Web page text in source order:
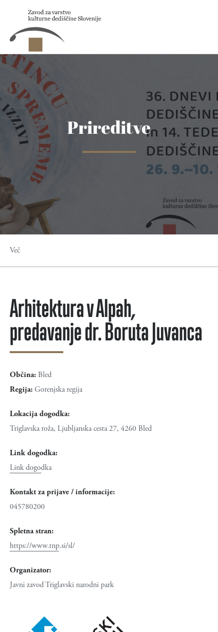
Skip to main content
Prireditve
Več
Arhitektura v Alpah,
predavanje dr. Boruta Juvanca
Občina: Bled
Regija:Gorenjska regija
Lokacija dogodka:
Triglavska roža, Ljubljanska cesta 27, 4260 Bled
Link dogodka:
Link dogodka
Kontakt za prijave / informacije:
045780200
Spletna stran:
https://www.tnp.si/sl/
Organizator:
Javni zavod Triglavski narodni park